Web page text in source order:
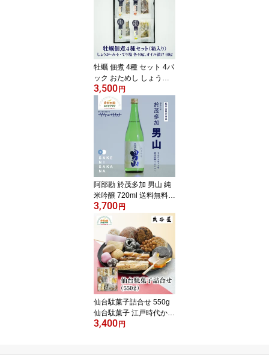
包装 牛タン 仙台 宮城 石
川 自宅 お取り寄せ みや
のとプライド 志賀浦糀味
噌醸造場 石川県 能登町
今野醸造 宮城県 加美町
かね久
牡蠣 佃煮 4種 セット 4パ
ック おためし しょうが
煮 牡蠣みそ てり塩 オリ
ーブオイル オイル漬け
たまり醤油 八丁味噌 塩
味自家製たれ 石巻 宮城
県産 お取り寄せ 瀧口商
店 マルシェ
3,500円
阿部勘 於茂多加 男山 純
米吟醸 720ml 送料無料
塩竃 阿部勘酒造 宮城県
産 まなむすめ 精米歩合5
5％ 15度 吟醸 塩釜 しお
がま 宮城 日本酒 藤原屋
日本酒
3,700円
仙台駄菓子詰合せ 550g
仙台駄菓子 江戸時代から
の郷土菓子 詰合わせ 仙
3,400円